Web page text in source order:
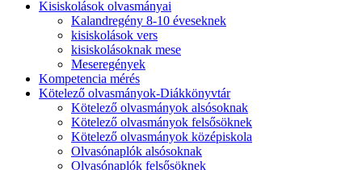
Kisiskolások olvasmányai
Kalandregény 8-10 éveseknek
kisiskolások vers
kisiskolásoknak mese
Meseregények
Kompetencia mérés
Kötelező olvasmányok-Diákkönyvtár
Kötelező olvasmányok alsósoknak
Kötelező olvasmányok felsősöknek
Kötelező olvasmányok középiskola
Olvasónaplók alsósoknak
Olvasónaplók felsősöknek